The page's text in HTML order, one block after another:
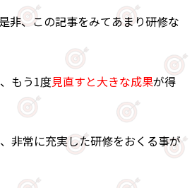
非、この記事をみてあまり研修な
もう1度見直すと大きな成果が得
非常に充実した研修をおくる事が